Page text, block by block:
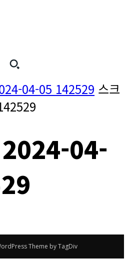
04-05 142529 스크
2024-04-
Theme by TagDiv